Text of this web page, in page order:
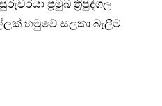
ප්‍රමුඛ ත්‍රිපුද්ගල
හමුවේ සලකා බැලීම